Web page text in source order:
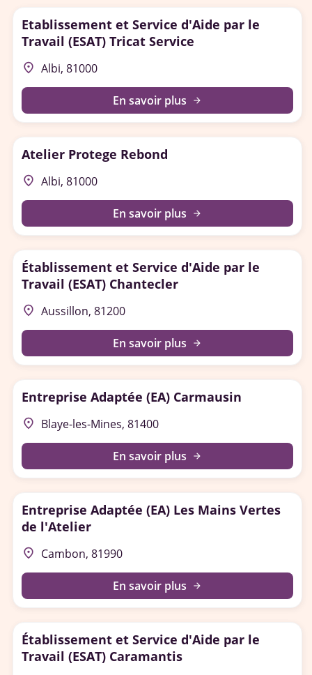
Etablissement et Service d'Aide par le
Travail (ESAT) Tricat Service
place Albi, 81000
En savoir plus arrow_forward
Atelier Protege Rebond
place Albi, 81000
En savoir plus arrow_forward
Établissement et Service d'Aide par le
Travail (ESAT) Chantecler
place Aussillon, 81200
En savoir plus arrow_forward
Entreprise Adaptée (EA) Carmausin
place Blaye-les-Mines, 81400
En savoir plus arrow_forward
Entreprise Adaptée (EA) Les Mains Vertes
de l'Atelier
place Cambon, 81990
En savoir plus arrow_forward
Établissement et Service d'Aide par le
Travail (ESAT) Caramantis